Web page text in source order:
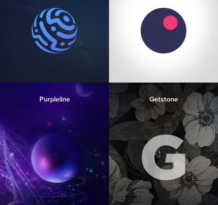
Purpleline Getstone